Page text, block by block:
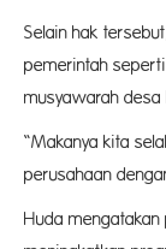
Selain hak
pemerintah
musyawarah desa
“Makanya kita
perusahaan
Huda